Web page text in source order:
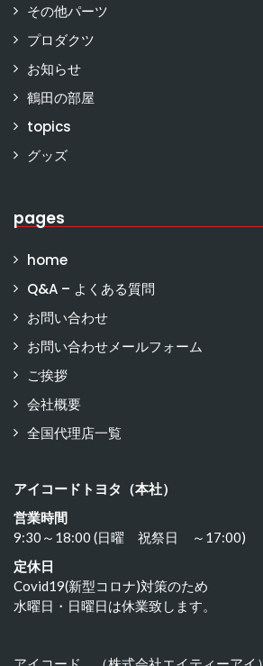
その他パーツ
プロダクツ
お知らせ
鶴田の部屋
topics
グッズ
pages
home
Q&A – よくある質問
お問い合わせ
お問い合わせメールフォーム
ご挨拶
会社概要
全国代理店一覧
アイコードトヨタ（本社）
営業時間
9:30～18:00 (日曜 祝祭日 ～17:00)
定休日
Covid19(新型コロナ)対策のため
水曜日・日曜日は休業致します。